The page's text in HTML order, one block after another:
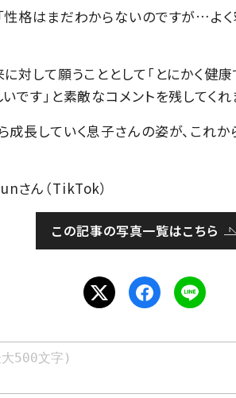
格はまだわからないのですが…よく
対して願うこととして「とにかく健康
です」と素敵なコメントを残してくれ
長していく息子さんの姿が、これ
さん（TikTok）
この記事の写真一覧はこちら